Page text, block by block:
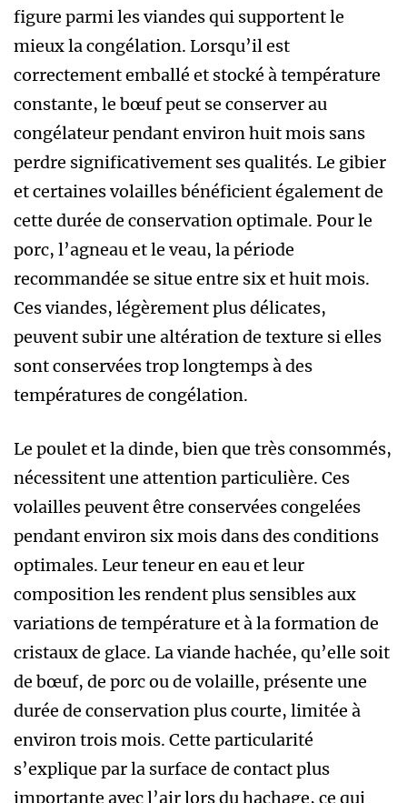
figure parmi les viandes qui supportent le
mieux la congélation. Lorsqu’il est
correctement emballé et stocké à température
constante, le bœuf peut se conserver au
congélateur pendant environ huit mois sans
perdre significativement ses qualités. Le gibier
et certaines volailles bénéficient également de
cette durée de conservation optimale. Pour le
porc, l’agneau et le veau, la période
recommandée se situe entre six et huit mois.
Ces viandes, légèrement plus délicates,
peuvent subir une altération de texture si elles
sont conservées trop longtemps à des
températures de congélation.
Le poulet et la dinde, bien que très consommés,
nécessitent une attention particulière. Ces
volailles peuvent être conservées congelées
pendant environ six mois dans des conditions
optimales. Leur teneur en eau et leur
composition les rendent plus sensibles aux
variations de température et à la formation de
cristaux de glace. La viande hachée, qu’elle soit
de bœuf, de porc ou de volaille, présente une
durée de conservation plus courte, limitée à
environ trois mois. Cette particularité
s’explique par la surface de contact plus
importante avec l’air lors du hachage, ce qui